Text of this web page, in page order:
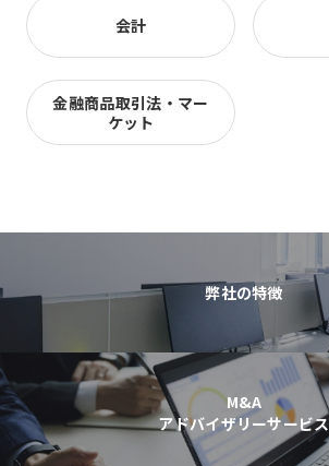
会計
金融商品取引法・マー
ケット
弊社の特徴
M&A
アドバイザリーサービス